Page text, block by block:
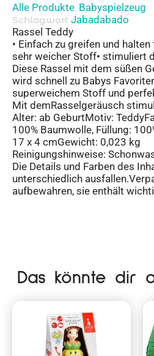
Alle Produkte, Babyspielzeug
Schlagwort Jabadabado
Rassel Teddy
• Einfach zu greifen und
sehr weicher Stoff• stimuliert
Diese Rassel mit dem süßen
wird schnell zu Babys
superweichem Stoff und
Mit demRasselgeräusch
Alter: ab GeburtMotiv:
100% Baumwolle, Füllung:
17 x 4 cmGewicht: 0,023 kg
Reinigungshinweise:
Die Details und Farben des
unterschiedlich
aufbewahren, sie enthält
Das könnte dir